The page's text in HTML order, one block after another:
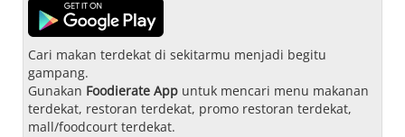
Cari makan terdekat di sekitarmu menjadi begitu
gampang.
Gunakan Foodierate App untuk mencari menu makanan
terdekat, restoran terdekat, promo restoran terdekat,
mall/foodcourt terdekat.